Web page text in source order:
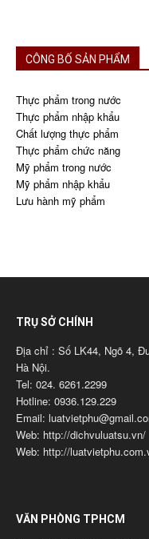
CÔNG BỐ SẢN PHẨM
Thực phẩm trong nước
Thực phẩm nhập khẩu
Chất lượng thực phẩm
Thực phẩm chức năng
Mỹ phẩm trong nước
Mỹ phẩm nhập khẩu
Lưu hành mỹ phẩm
TRỤ SỞ CHÍNH
Địa chỉ : Số LK44, Ngõ 4,
Hà Nội.
Tel: 024. 6261.2299
Hotline: 0936.129.229
Email:
Web: http://dichvuluatsu.vn/
Web: http://
VĂN PHÒNG TPHCM